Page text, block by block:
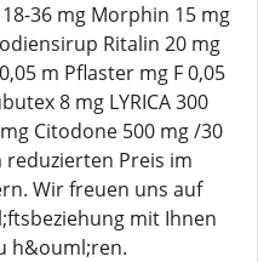
36 mg Morphin 15 mg
Ritalin 20 mg
m Pflaster mg F 0,05
8 mg LYRICA 300
Citodone 500 mg /30
reduzierten Preis im
Wir freuen uns auf
mit Ihnen
h&ouml;ren.